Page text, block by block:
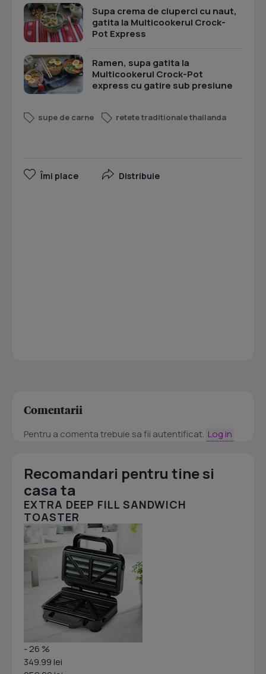
Supa crema de ciuperci cu naut,
gatita la Multicookerul Crock-
Pot Express
Ramen, supa gatita la
Multicookerul Crock-Pot
express cu gatire sub presiune
supe de carne retete traditionale thailanda
Îmi place Distribuie
Comentarii
Pentru a comenta trebuie sa fii autentificat. Log in
Recomandari pentru tine si
casa ta
EXTRA DEEP FILL SANDWICH
TOASTER
- 26 %
349.99 lei